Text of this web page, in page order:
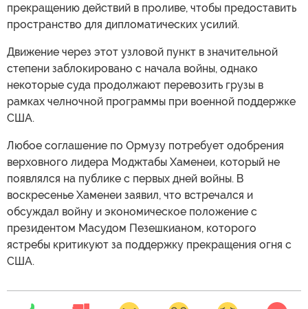
прекращению действий в проливе, чтобы предоставить
пространство для дипломатических усилий.
Движение через этот узловой пункт в значительной
степени заблокировано с начала войны, однако
некоторые суда продолжают перевозить грузы в
рамках челночной программы при военной поддержке
США.
Любое соглашение по Ормузу потребует одобрения
верховного лидера Моджтабы Хаменеи, который не
появлялся на публике с первых дней войны. В
воскресенье Хаменеи заявил, что встречался и
обсуждал войну и экономическое положение с
президентом Масудом Пезешкианом, которого
ястребы критикуют за поддержку прекращения огня с
США.